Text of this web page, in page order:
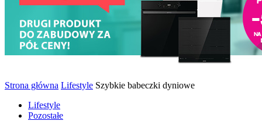
Strona główna Lifestyle Szybkie babeczki dyniowe
Lifestyle
Pozostałe